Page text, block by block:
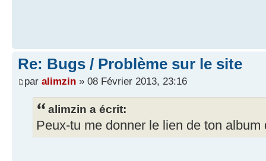
Re: Bugs / Problème sur le site
par alimzin » 08 Février 2013, 23:16
alimzin a écrit:
Peux-tu me donner le lien de ton album